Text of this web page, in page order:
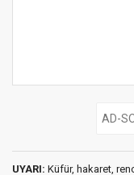
UYARI: Küfür, hakaret,